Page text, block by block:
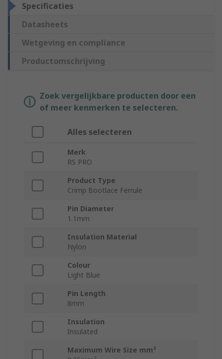
Specificaties
Datasheets
Wetgeving en compliance
Productomschrijving
Zoek vergelijkbare producten door een
of meer kenmerken te selecteren.
Alles selecteren
Merk
RS PRO
Product Type
Crimp Bootlace Ferrule
Pin Diameter
1.1mm
Insulation Material
Nylon
Colour
Light Blue
Pin Length
8mm
Insulation
Insulated
Maximum Wire Size mm²